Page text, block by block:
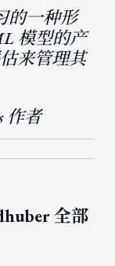
的一种形
模型的产
来管理其
作者
全部